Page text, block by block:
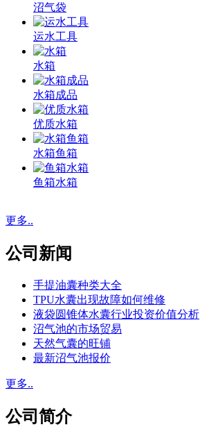
沼气袋
运水工具
水箱
水箱成品
优质水箱
水箱鱼箱
鱼箱水箱
更多..
公司新闻
手提油囊种类大全
TPU水囊出现故障如何维修
液袋圆锥体水囊行业投资价值分析
沼气池的市场贸易
天然气囊的旺铺
最新沼气池报价
更多..
公司简介